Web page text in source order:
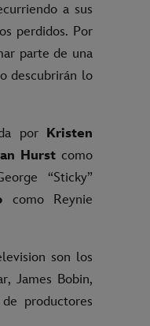
a sus
perdidos. Por
parte de una
descubrirán lo
por Kristen
Hurst como
“Sticky”
como Reynie
son los
James Bobin,
productores